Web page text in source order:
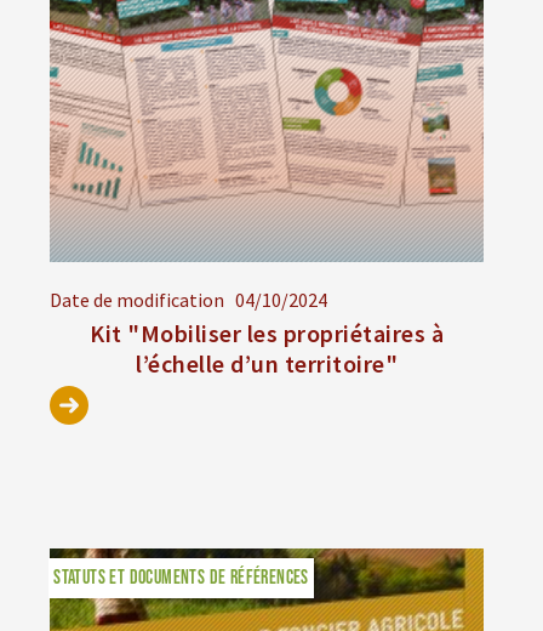
Date de modification 04/10/2024
Kit "Mobiliser les propriétaires à
l’échelle d’un territoire"
STATUTS ET DOCUMENTS DE RÉFÉRENCES